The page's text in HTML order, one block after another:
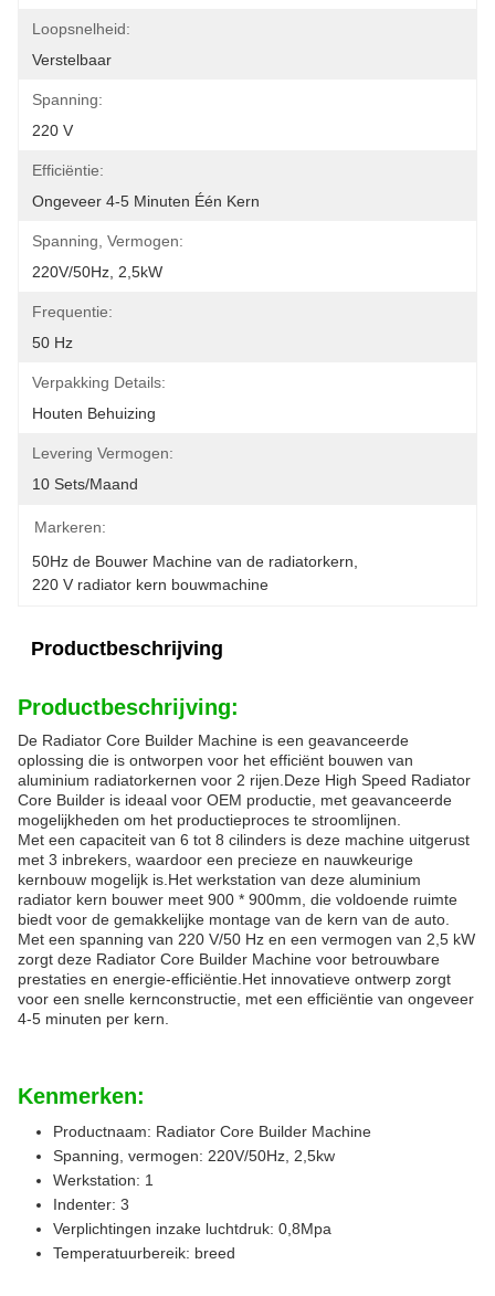
Loopsnelheid:
Verstelbaar
Spanning:
220 V
Efficiëntie:
Ongeveer 4-5 Minuten Één Kern
Spanning, Vermogen:
220V/50Hz, 2,5kW
Frequentie:
50 Hz
Verpakking Details:
Houten Behuizing
Levering Vermogen:
10 Sets/maand
Markeren:
50Hz de Bouwer Machine van de radiatorkern
220 V radiator kern bouwmachine
Productbeschrijving
Productbeschrijving:
De Radiator Core Builder Machine is een geavanceerde
oplossing die is ontworpen voor het efficiënt bouwen van
aluminium radiatorkernen voor 2 rijen.Deze High Speed Radiator
Core Builder is ideaal voor OEM productie, met geavanceerde
mogelijkheden om het productieproces te stroomlijnen.
Met een capaciteit van 6 tot 8 cilinders is deze machine uitgerust
met 3 inbrekers, waardoor een precieze en nauwkeurige
kernbouw mogelijk is.Het werkstation van deze aluminium
radiator kern bouwer meet 900 * 900mm, die voldoende ruimte
biedt voor de gemakkelijke montage van de kern van de auto.
Met een spanning van 220 V/50 Hz en een vermogen van 2,5 kW
zorgt deze Radiator Core Builder Machine voor betrouwbare
prestaties en energie-efficiëntie.Het innovatieve ontwerp zorgt
voor een snelle kernconstructie, met een efficiëntie van ongeveer
4-5 minuten per kern.
Kenmerken:
Productnaam: Radiator Core Builder Machine
Spanning, vermogen: 220V/50Hz, 2,5kw
Werkstation: 1
Indenter: 3
Verplichtingen inzake luchtdruk: 0,8Mpa
Temperatuurbereik: breed